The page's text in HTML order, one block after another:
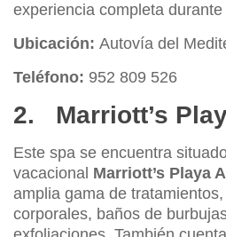
experiencia completa
Ubicación: Autovía del
Teléfono: 952 809 526
2. Marriott’s
Este spa se encuentra
vacacional Marriott’s Playa
amplia gama de
corporales, baños de